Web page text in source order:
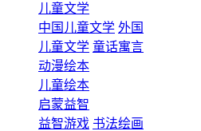
儿童文学
中国儿童文学 外国
儿童文学 童话寓言
动漫绘本
儿童绘本
启蒙益智
益智游戏 书法绘画